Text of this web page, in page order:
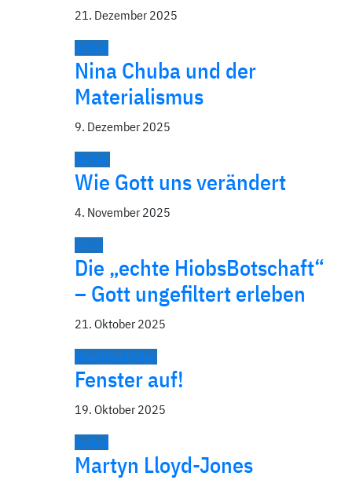
21. Dezember 2025
Artikel
Nina Chuba und der
Materialismus
9. Dezember 2025
Bücher
Wie Gott uns verändert
4. November 2025
2026
Die „echte HiobsBotschaft“
– Gott ungefiltert erleben
21. Oktober 2025
Bibel/Nachfolge
Fenster auf!
19. Oktober 2025
Artikel
Martyn Lloyd-Jones